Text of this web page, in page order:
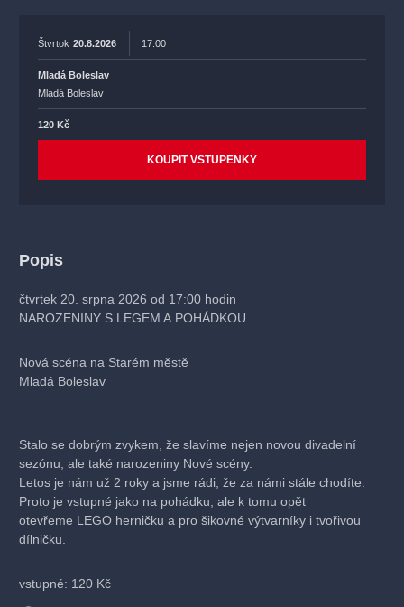
Štvrtok 20.8.2026 17:00
Mladá Boleslav
Mladá Boleslav
120 Kč
KOUPIT VSTUPENKY
Popis
čtvrtek 20. srpna 2026 od 17:00 hodin
NAROZENINY S LEGEM A POHÁDKOU
Nová scéna na Starém městě
Mladá Boleslav
Stalo se dobrým zvykem, že slavíme nejen novou divadelní
sezónu, ale také narozeniny Nové scény.
Letos je nám už 2 roky a jsme rádi, že za námi stále chodíte.
Proto je vstupné jako na pohádku, ale k tomu opět
otevřeme LEGO herničku a pro šikovné výtvarníky i tvořivou
dílničku.
vstupné: 120 Kč